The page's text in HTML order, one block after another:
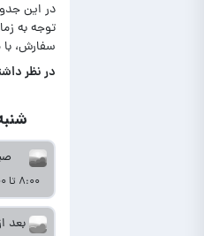
در این
توجه به
سفارش،
در‌ نظر داشته
۸:۰۰ تا ۱۲:۰۰
بعد